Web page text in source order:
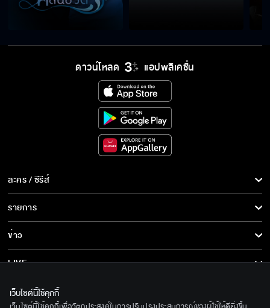
ดาวน์โหลด แอปพลิเคชั่น
ละคร / ซีรีส์
ละคร/ซีรีส์
ซีรีส์นานาชาติ
การ์ตูน & เกม
รายการ
รายการทั้งหมด
ข่าว
ข่าวทั้งหมด
ข่าวประชาสัมพันธ์
LIVE
เกี่ยวกับเรา
เว็บไซต์นี้ใช้คุกกี้